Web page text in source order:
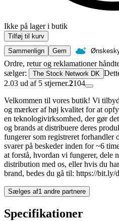
Ikke på lager i butik
Tilføj til kurv
Sammenlign
Gem
Ordre, retur og reklamationer
sælger:
The Stock Network DK
2.03 ud af 5 stjerner.2104
Velkommen til vores butik! Vi
og mærker af høj kvalitet for at
en teknologivirksomhed, der gør
og brands at distribuere deres
fungerer som registreret forhandler
svarer på beskeder inden for ~6
at forstå, hvordan vi fungerer, dele
distribution med os, eller hvis du
brand, bedes du gå til: https://bit.ly/
Sælges af1 andre partnere
Specifikationer